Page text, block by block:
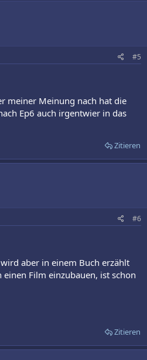
#5
meiner Meinung nach hat die
Ep6 auch irgentwier in das
Zitieren
#6
wird aber in einem Buch erzählt
einen Film einzubauen, ist schon
Zitieren